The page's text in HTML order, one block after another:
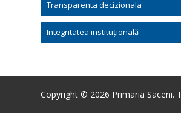
Transparenta decizionala
Integritatea instituțională
Copyright © 2026 Primaria Saceni.